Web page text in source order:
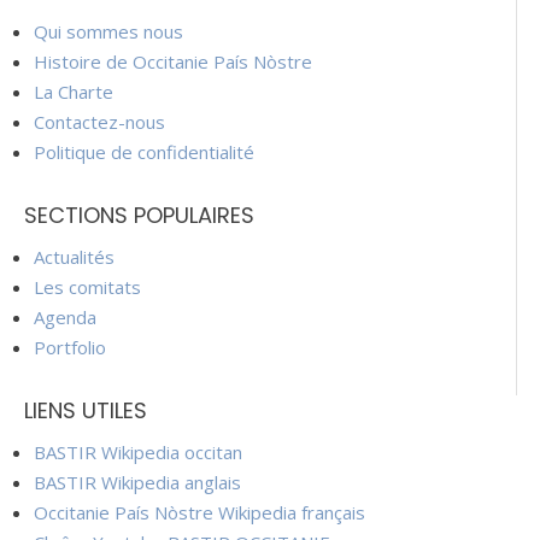
Qui sommes nous
Histoire de Occitanie País Nòstre
La Charte
Contactez-nous
Politique de confidentialité
SECTIONS POPULAIRES
Actualités
Les comitats
Agenda
Portfolio
LIENS UTILES
BASTIR Wikipedia occitan
BASTIR Wikipedia anglais
Occitanie País Nòstre Wikipedia français